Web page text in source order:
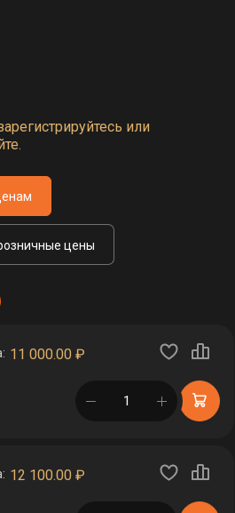
или
цены
11 000.00 ₽
в корзине
12 100.00 ₽